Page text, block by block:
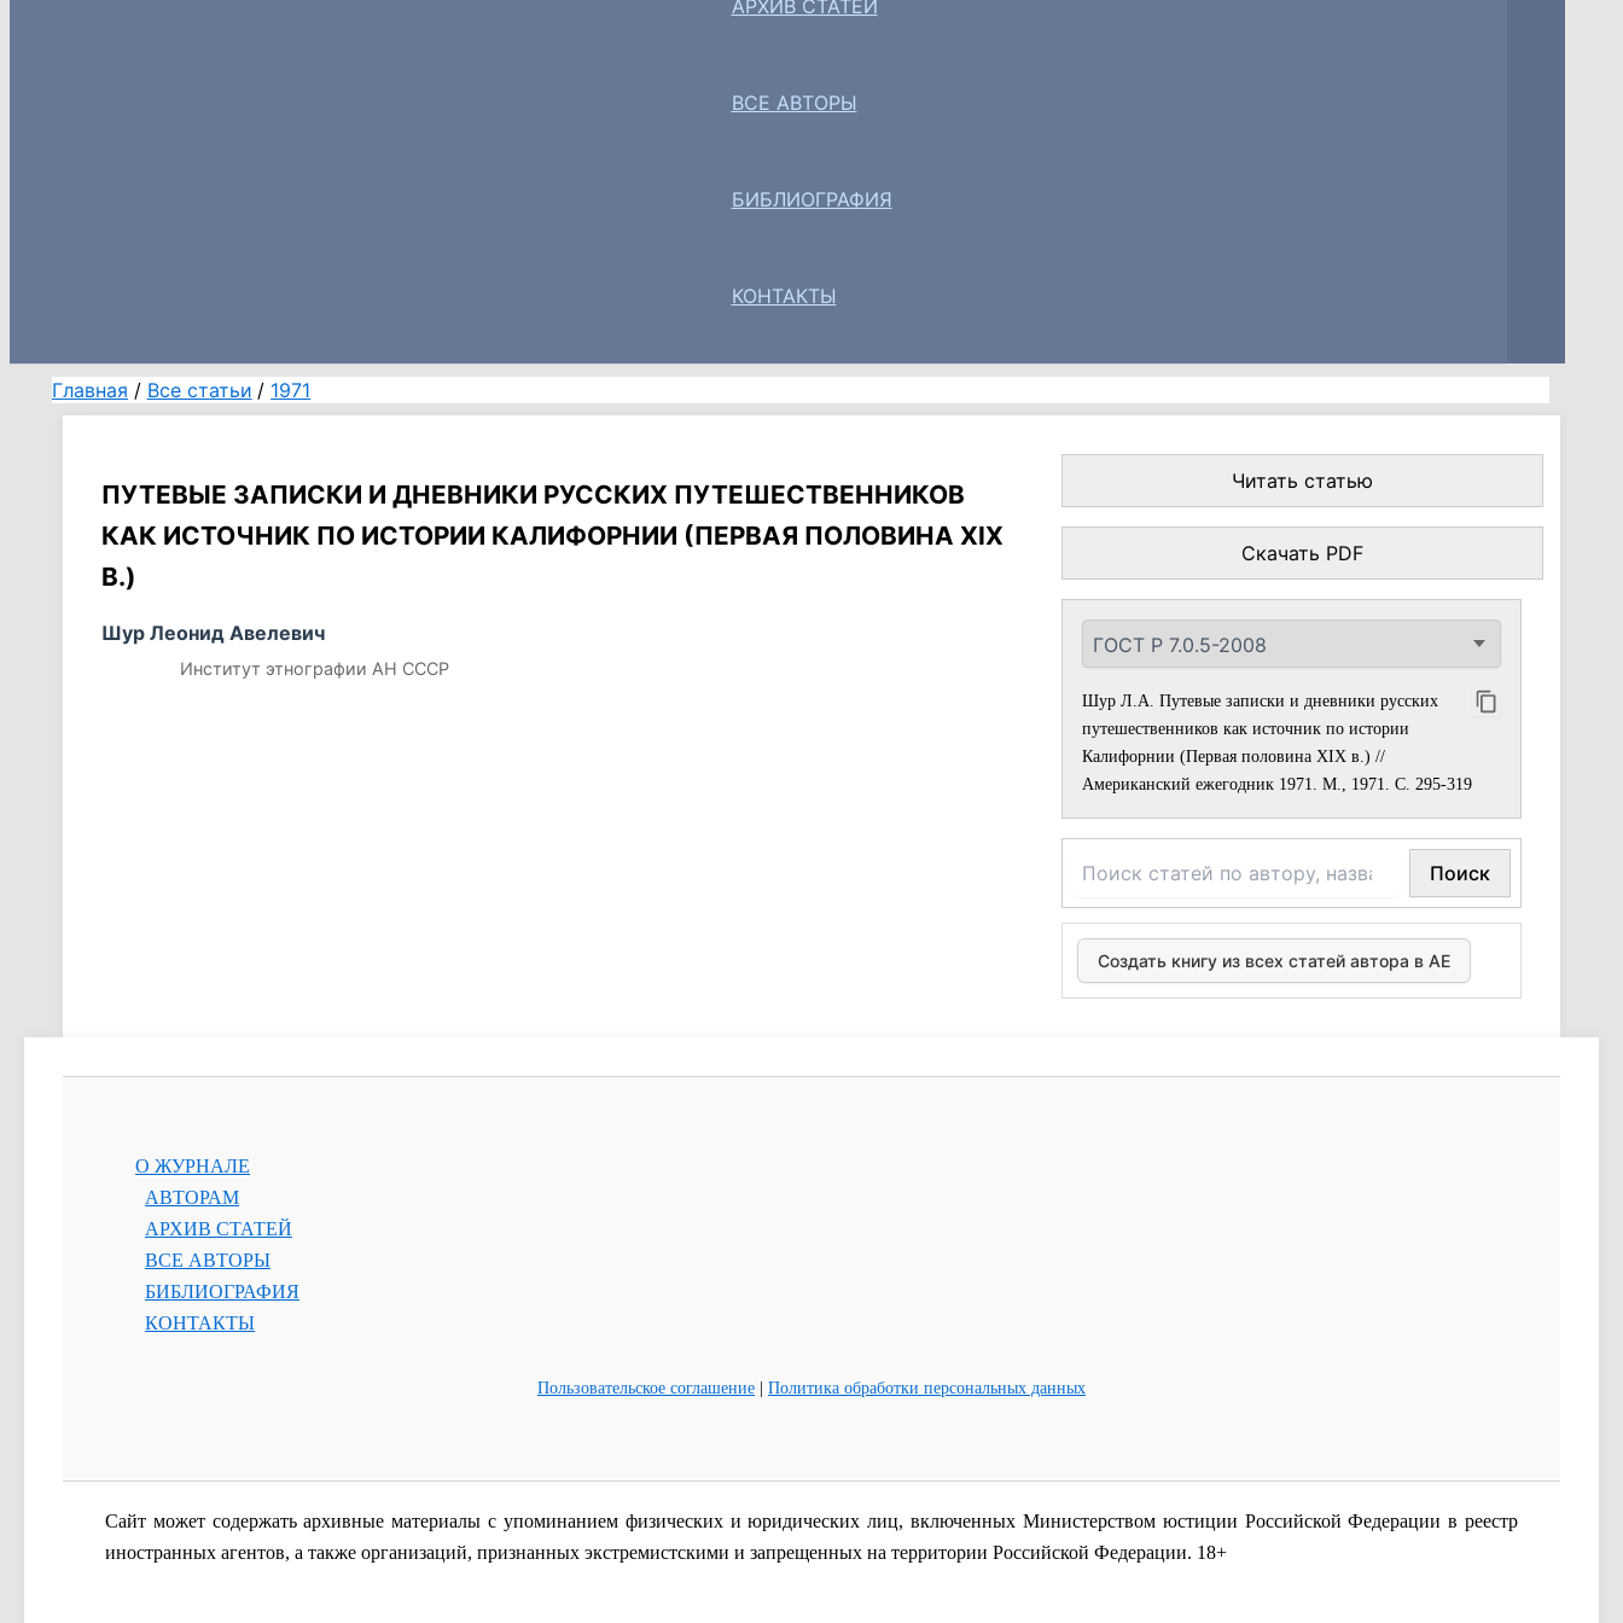
АРХИВ СТАТЕЙ
ВСЕ АВТОРЫ
БИБЛИОГРАФИЯ
КОНТАКТЫ
Главная Все статьи 1971
ПУТЕВЫЕ ЗАПИСКИ И ДНЕВНИКИ РУССКИХ ПУТЕШЕСТВЕННИКОВ
КАК ИСТОЧНИК ПО ИСТОРИИ КАЛИФОРНИИ (ПЕРВАЯ ПОЛОВИНА XIX
В.)
Шур Леонид Авелевич
Институт этнографии АН СССР
Читать статью
Скачать PDF
Шур Л.А. Путевые записки и дневники русских
путешественников как источник по истории
Калифорнии (Первая половина XIX в.) //
Американский ежегодник 1971. М., 1971. С. 295-319
Поиск
Создать книгу из всех статей автора в АЕ
О ЖУРНАЛЕ
АВТОРАМ
АРХИВ СТАТЕЙ
ВСЕ АВТОРЫ
БИБЛИОГРАФИЯ
КОНТАКТЫ
Пользовательское соглашение | Политика обработки персональных данных
Сайт может содержать архивные материалы с упоминанием физических и юридических лиц, включенных Министерством юстиции Российской Федерации в реестр
иностранных агентов, а также организаций, признанных экстремистскими и запрещенных на территории Российской Федерации. 18+